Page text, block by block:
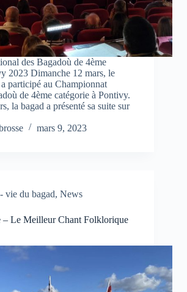
des Bagadoù de 4ème
2023 Dimanche 12 mars, le
participé au Championnat
de 4ème catégorie à Pontivy.
la bagad a présenté sa suite sur
mars 9, 2023
vie du bagad, News
– Le Meilleur Chant Folklorique